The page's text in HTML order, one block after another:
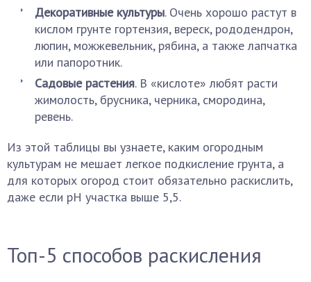
Декоративные культуры. Очень хорошо растут в
кислом грунте гортензия, вереск, рододендрон,
люпин, можжевельник, рябина, а также лапчатка
или папоротник.
Садовые растения. В «кислоте» любят расти
жимолость, брусника, черника, смородина,
ревень.
Из этой таблицы вы узнаете, каким огородным
культурам не мешает легкое подкисление грунта, а
для которых огород стоит обязательно раскислить,
даже если pH участка выше 5,5.
Топ-5 способов раскисления